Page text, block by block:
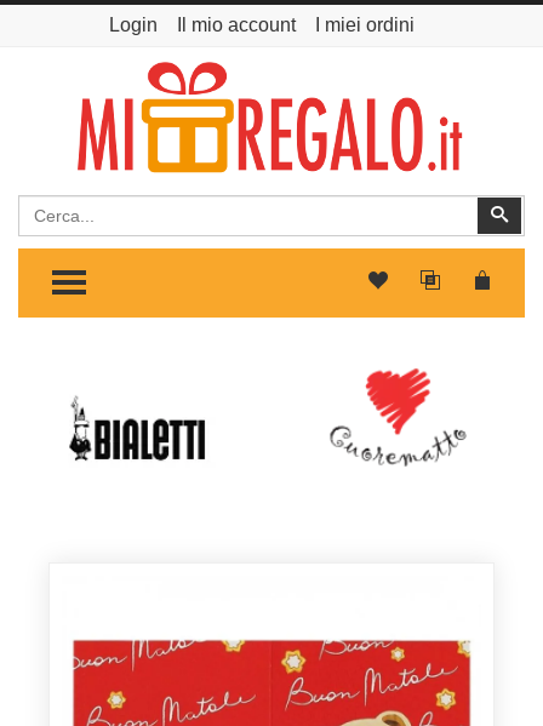
Login Il mio account I miei ordini
Cerca
TOGGLE MENU